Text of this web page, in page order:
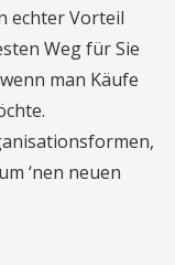
echter Vorteil
Weg für Sie
man Käufe
‘nen neuen